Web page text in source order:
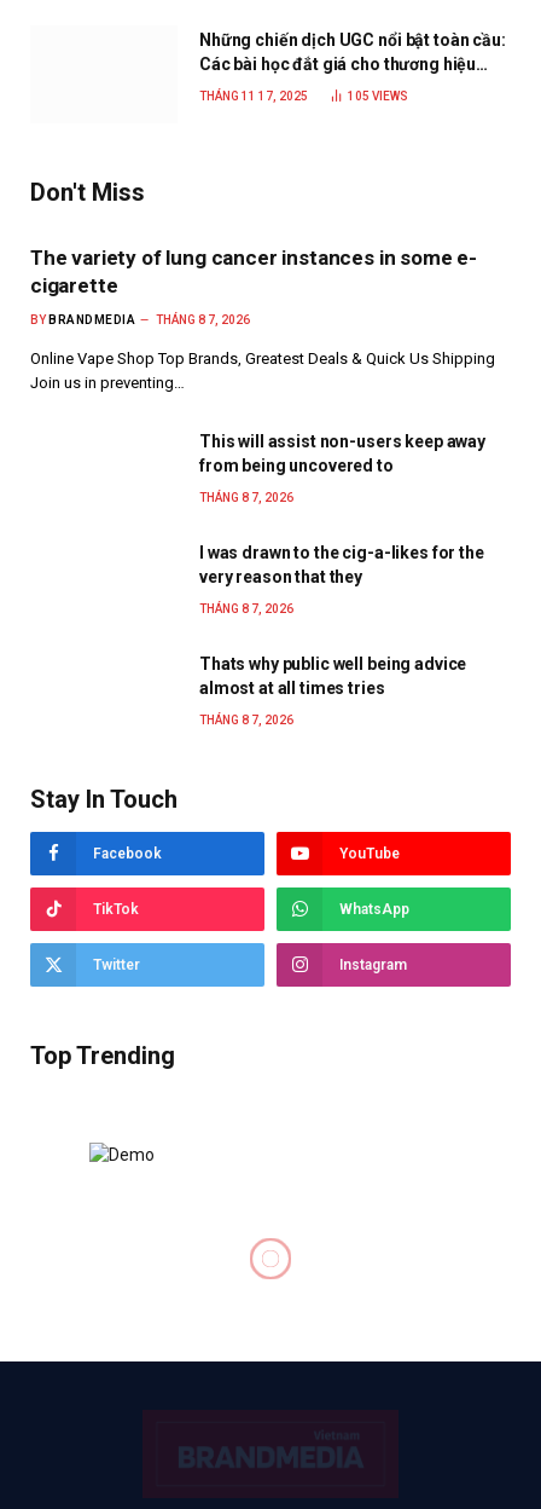
Những chiến dịch UGC nổi bật toàn cầu:
Các bài học đắt giá cho thương hiệu
năm 2025
THÁNG 11 17, 2025 105 VIEWS
Don't Miss
The variety of lung cancer instances in some e-
cigarette
BY BRANDMEDIA THÁNG 8 7, 2026
Online Vape Shop Top Brands, Greatest Deals & Quick Us Shipping
Join us in preventing…
This will assist non-users keep away
from being uncovered to
THÁNG 8 7, 2026
I was drawn to the cig-a-likes for the
very reason that they
THÁNG 8 7, 2026
Thats why public well being advice
almost at all times tries
THÁNG 8 7, 2026
Stay In Touch
Facebook YouTube
TikTok WhatsApp
Twitter Instagram
Top Trending